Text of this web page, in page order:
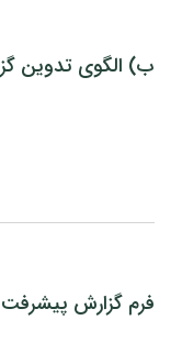
ب) الگوی تدوین
فرم گزارش